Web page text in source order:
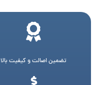
تضمین اصالت و کیفیت بالا